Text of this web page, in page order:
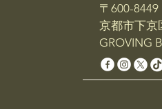
〒600-8449
京都市下京
GROVING